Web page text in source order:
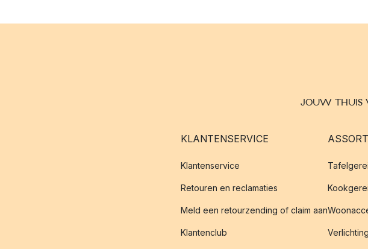
JOUW THUIS
KLANTENSERVICE
Klantenservice
Retouren en reclamaties
Meld een retourzending of claim aan
Klantenclub
Tafelgerei
Verlichting